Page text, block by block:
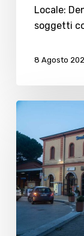
Locale:
soggetti
8 Agosto
Cocaina
il
sellino:
pusher
in
fat